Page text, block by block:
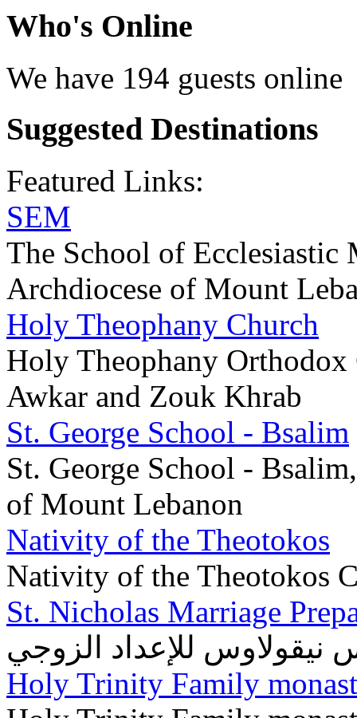
Who's Online
We have 194 guests online
Suggested Destinations
Featured Links:
SEM
The School of Ecclesiastic
Archdiocese of Mount
Holy Theophany Church
Holy Theophany Orthodox
Awkar and Zouk Khrab
St. George School - Bsalim
St. George School -
of Mount Lebanon
Nativity of the Theotokos
Nativity of the Theotokos
St. Nicholas Marriage
نيقولاوس للإعداد الزوجي
Holy Trinity Family